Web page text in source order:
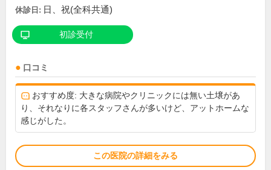
休診日: 日、祝(全科共通)
初診受付
口コミ
おすすめ度: 大きな病院やクリニックには無い土壌があ
り、それなりに各スタッフさんが多いけど、アットホームな
感じがした。
この医院の詳細をみる